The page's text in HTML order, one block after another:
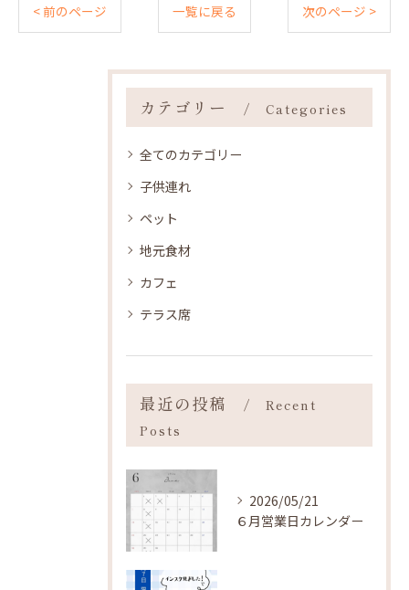
< 前のページ 一覧に戻る 次のページ >
カテゴリー Categories
全てのカテゴリー
子供連れ
ペット
地元食材
カフェ
テラス席
最近の投稿
Recent
Posts
2026/05/21
６月営業日カレンダー